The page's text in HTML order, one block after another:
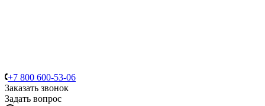
+7 800 600-53-06
Заказать звонок
Задать вопрос